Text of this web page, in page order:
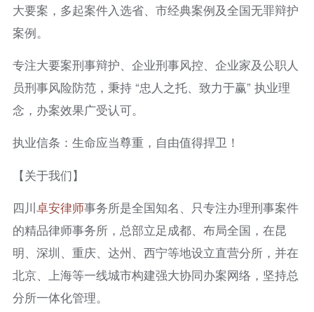
大要案，多起案件入选省、市经典案例及全国无罪辩护
案例。
专注大要案刑事辩护、企业刑事风控、企业家及公职人
员刑事风险防范，秉持 “忠人之托、致力于赢” 执业理
念，办案效果广受认可。
执业信条：生命应当尊重，自由值得捍卫！
【关于我们】
四川卓安律师事务所是全国知名、只专注办理刑事案件
的精品律师事务所，总部立足成都、布局全国，在昆
明、深圳、重庆、达州、西宁等地设立直营分所，并在
北京、上海等一线城市构建强大协同办案网络，坚持总
分所一体化管理。